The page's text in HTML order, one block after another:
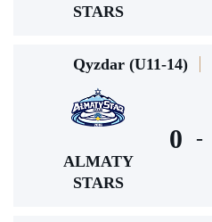
STARS
Qyzdar (U11-14)
ALMATY
STARS
0 -